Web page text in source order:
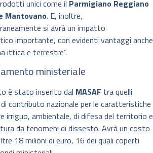
unici come il Parmigiano Reggiano
Mantovano. E, inoltre,
si avrà un impatto
importante, con evidenti vantaggi anche
ittica e terrestre”.
ministeriale
è stato inserito dal MASAF tra quelli
contributo nazionale per le caratteristiche
irriguo, ambientale, di difesa del territorio e
da fenomeni di dissesto. Avrà un costo
18 milioni di euro, 16 dei quali coperti